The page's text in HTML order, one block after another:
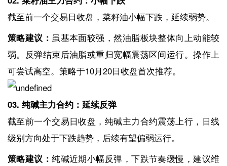
截至前一个交易日收盘，菜籽油小幅下跌，延续弱势。
策略建议：虽基本面较强，然油脂板块整体向上动能较
弱。反弹结束后油脂或重归宽幅震荡区间运行。操作上
可尝试高空。策略于10月20日收盘首次推荐。
03. 纯碱主力合约：延续反弹
截至前一个交易日收盘，纯碱主力合约震荡上行，日线
级别方向处于下跌趋势，后续有望偏弱运行。
策略建议：纯碱近期小幅反弹，下跌节奏缓慢，建议维